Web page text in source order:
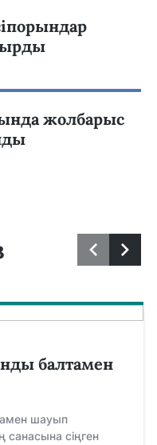
жолбарыс
балтамен
шауып
санасына сіңген